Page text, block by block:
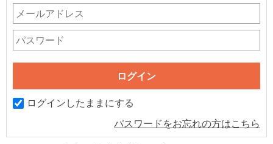
ログインしたままにする
パスワードをお忘れの方はこちら